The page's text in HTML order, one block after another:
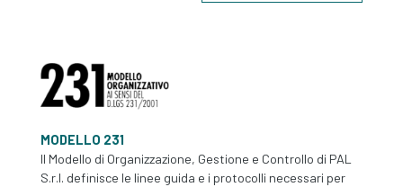
MODELLO 231
Il Modello di Organizzazione, Gestione e Controllo di PAL
S.r.l. definisce le linee guida e i protocolli necessari per